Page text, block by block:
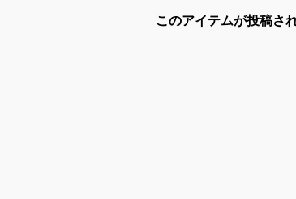
このアイテムが投稿さ